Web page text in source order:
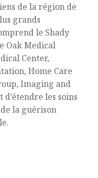
de la région de
grands
le Shady
Oak Medical
Center,
Home Care
Imaging and
les soins
la guérison